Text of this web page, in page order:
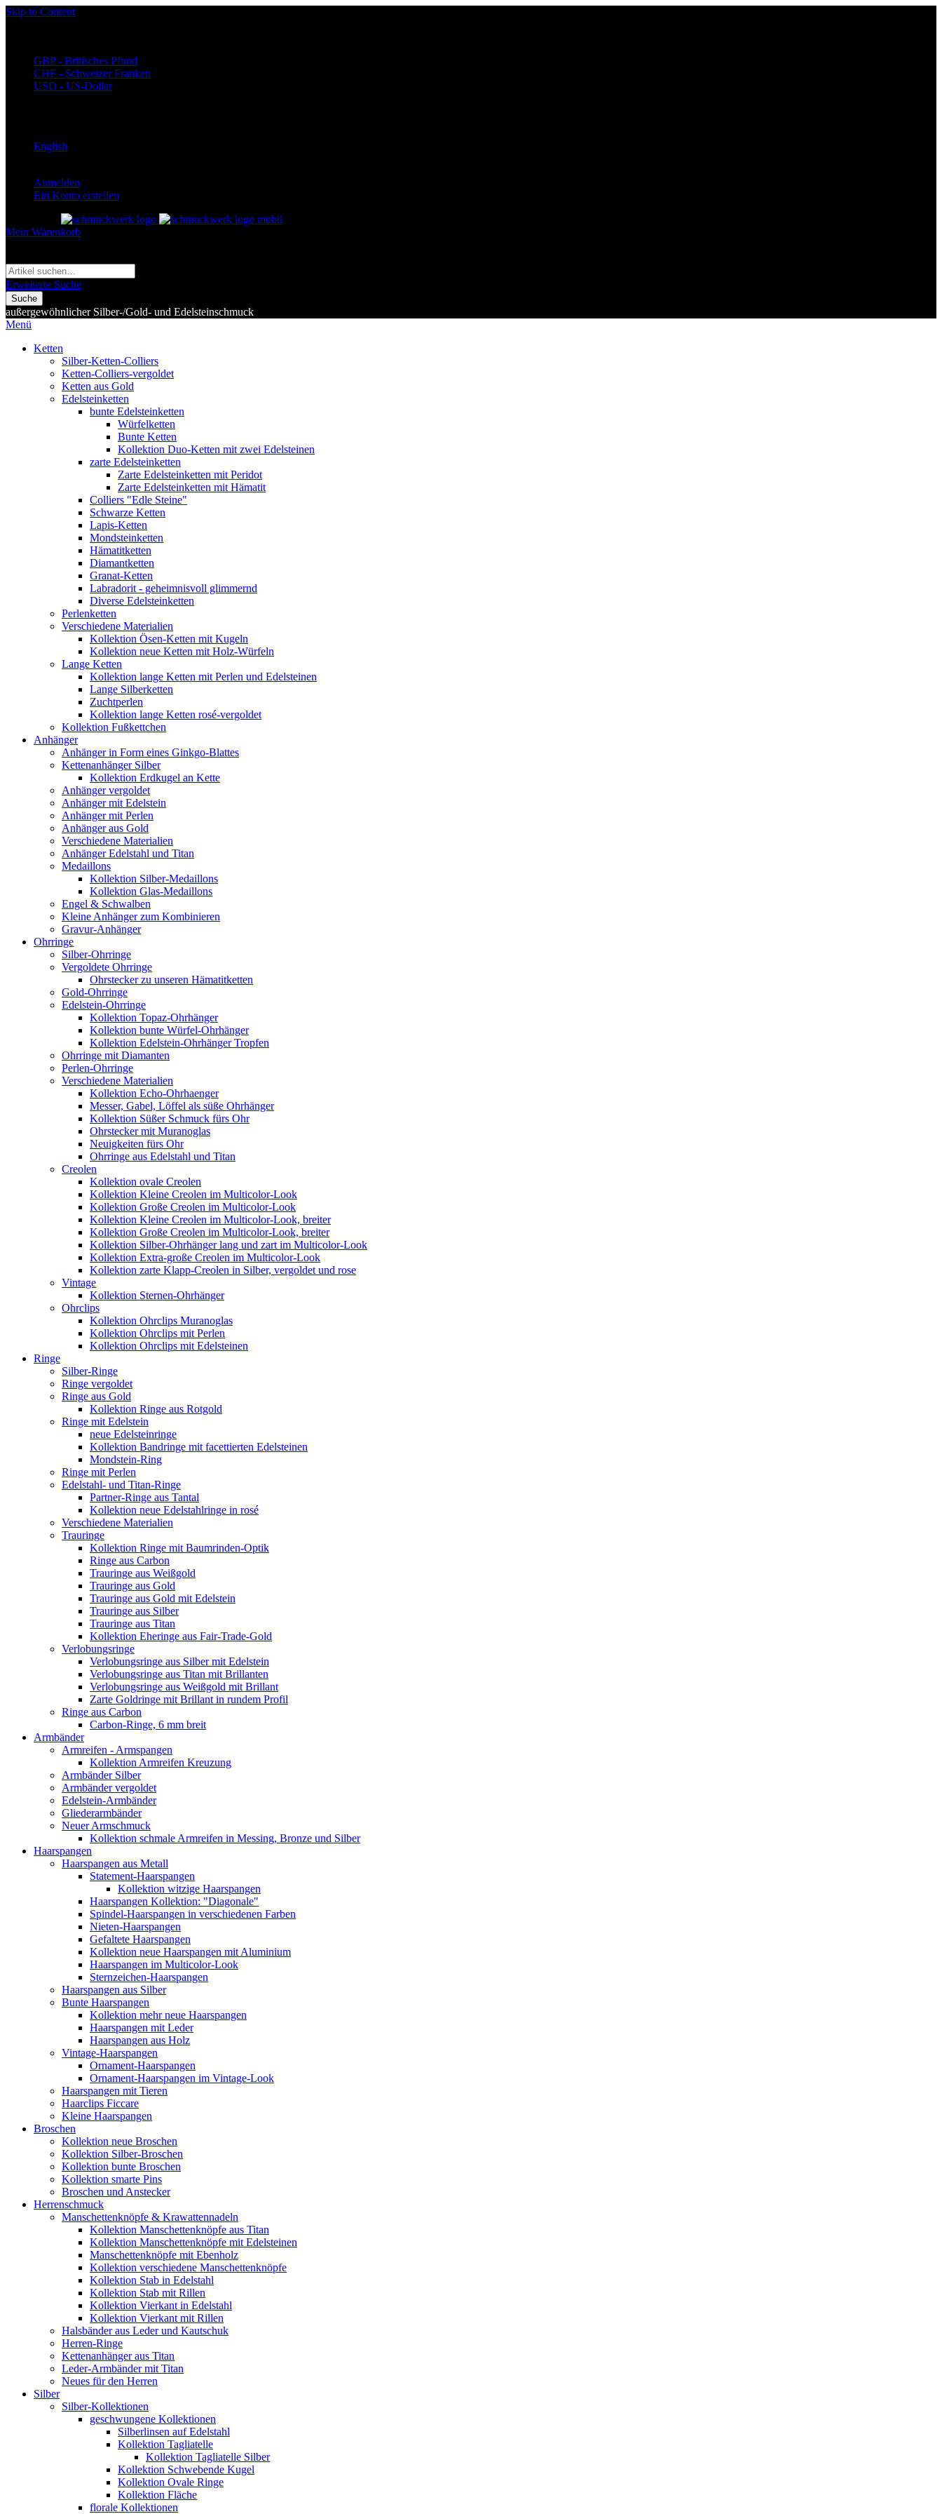
Skip to Content
GBP - Britisches Pfund
CHF - Schweizer Franken
USD - US-Dollar
English
Anmelden
Ein Konto erstellen
Mein Warenkorb
Erweiterte Suche
Suche
außergewöhnlicher Silber-/Gold- und Edelsteinschmuck
Menü
Ketten
Silber-Ketten-Colliers
Ketten-Colliers-vergoldet
Ketten aus Gold
Edelsteinketten
bunte Edelsteinketten
Würfelketten
Bunte Ketten
Kollektion Duo-Ketten mit zwei Edelsteinen
zarte Edelsteinketten
Zarte Edelsteinketten mit Peridot
Zarte Edelsteinketten mit Hämatit
Colliers "Edle Steine"
Schwarze Ketten
Lapis-Ketten
Mondsteinketten
Hämatitketten
Diamantketten
Granat-Ketten
Labradorit - geheimnisvoll glimmernd
Diverse Edelsteinketten
Perlenketten
Verschiedene Materialien
Kollektion Ösen-Ketten mit Kugeln
Kollektion neue Ketten mit Holz-Würfeln
Lange Ketten
Kollektion lange Ketten mit Perlen und Edelsteinen
Lange Silberketten
Zuchtperlen
Kollektion lange Ketten rosé-vergoldet
Kollektion Fußkettchen
Anhänger
Anhänger in Form eines Ginkgo-Blattes
Kettenanhänger Silber
Kollektion Erdkugel an Kette
Anhänger vergoldet
Anhänger mit Edelstein
Anhänger mit Perlen
Anhänger aus Gold
Verschiedene Materialien
Anhänger Edelstahl und Titan
Medaillons
Kollektion Silber-Medaillons
Kollektion Glas-Medaillons
Engel & Schwalben
Kleine Anhänger zum Kombinieren
Gravur-Anhänger
Ohrringe
Silber-Ohrringe
Vergoldete Ohrringe
Ohrstecker zu unseren Hämatitketten
Gold-Ohrringe
Edelstein-Ohrringe
Kollektion Topaz-Ohrhänger
Kollektion bunte Würfel-Ohrhänger
Kollektion Edelstein-Ohrhänger Tropfen
Ohrringe mit Diamanten
Perlen-Ohrringe
Verschiedene Materialien
Kollektion Echo-Ohrhaenger
Messer, Gabel, Löffel als süße Ohrhänger
Kollektion Süßer Schmuck fürs Ohr
Ohrstecker mit Muranoglas
Neuigkeiten fürs Ohr
Ohrringe aus Edelstahl und Titan
Creolen
Kollektion ovale Creolen
Kollektion Kleine Creolen im Multicolor-Look
Kollektion Große Creolen im Multicolor-Look
Kollektion Kleine Creolen im Multicolor-Look, breiter
Kollektion Große Creolen im Multicolor-Look, breiter
Kollektion Silber-Ohrhänger lang und zart im Multicolor-Look
Kollektion Extra-große Creolen im Multicolor-Look
Kollektion zarte Klapp-Creolen in Silber, vergoldet und rose
Vintage
Kollektion Sternen-Ohrhänger
Ohrclips
Kollektion Ohrclips Muranoglas
Kollektion Ohrclips mit Perlen
Kollektion Ohrclips mit Edelsteinen
Ringe
Silber-Ringe
Ringe vergoldet
Ringe aus Gold
Kollektion Ringe aus Rotgold
Ringe mit Edelstein
neue Edelsteinringe
Kollektion Bandringe mit facettierten Edelsteinen
Mondstein-Ring
Ringe mit Perlen
Edelstahl- und Titan-Ringe
Partner-Ringe aus Tantal
Kollektion neue Edelstahlringe in rosé
Verschiedene Materialien
Trauringe
Kollektion Ringe mit Baumrinden-Optik
Ringe aus Carbon
Trauringe aus Weißgold
Trauringe aus Gold
Trauringe aus Gold mit Edelstein
Trauringe aus Silber
Trauringe aus Titan
Kollektion Eheringe aus Fair-Trade-Gold
Verlobungsringe
Verlobungsringe aus Silber mit Edelstein
Verlobungsringe aus Titan mit Brillanten
Verlobungsringe aus Weißgold mit Brillant
Zarte Goldringe mit Brillant in rundem Profil
Ringe aus Carbon
Carbon-Ringe, 6 mm breit
Armbänder
Armreifen - Armspangen
Kollektion Armreifen Kreuzung
Armbänder Silber
Armbänder vergoldet
Edelstein-Armbänder
Gliederarmbänder
Neuer Armschmuck
Kollektion schmale Armreifen in Messing, Bronze und Silber
Haarspangen
Haarspangen aus Metall
Statement-Haarspangen
Kollektion witzige Haarspangen
Haarspangen Kollektion: "Diagonale"
Spindel-Haarspangen in verschiedenen Farben
Nieten-Haarspangen
Gefaltete Haarspangen
Kollektion neue Haarspangen mit Aluminium
Haarspangen im Multicolor-Look
Sternzeichen-Haarspangen
Haarspangen aus Silber
Bunte Haarspangen
Kollektion mehr neue Haarspangen
Haarspangen mit Leder
Haarspangen aus Holz
Vintage-Haarspangen
Ornament-Haarspangen
Ornament-Haarspangen im Vintage-Look
Haarspangen mit Tieren
Haarclips Ficcare
Kleine Haarspangen
Broschen
Kollektion neue Broschen
Kollektion Silber-Broschen
Kollektion bunte Broschen
Kollektion smarte Pins
Broschen und Anstecker
Herrenschmuck
Manschettenknöpfe & Krawattennadeln
Kollektion Manschettenknöpfe aus Titan
Kollektion Manschettenknöpfe mit Edelsteinen
Manschettenknöpfe mit Ebenholz
Kollektion verschiedene Manschettenknöpfe
Kollektion Stab in Edelstahl
Kollektion Stab mit Rillen
Kollektion Vierkant in Edelstahl
Kollektion Vierkant mit Rillen
Halsbänder aus Leder und Kautschuk
Herren-Ringe
Kettenanhänger aus Titan
Leder-Armbänder mit Titan
Neues für den Herren
Silber
Silber-Kollektionen
geschwungene Kollektionen
Silberlinsen auf Edelstahl
Kollektion Tagliatelle
Kollektion Tagliatelle Silber
Kollektion Schwebende Kugel
Kollektion Ovale Ringe
Kollektion Fläche
florale Kollektionen